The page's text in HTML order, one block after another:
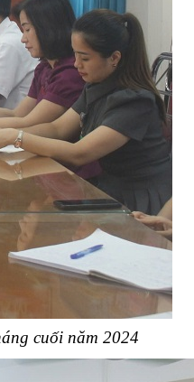
cuối năm 2024